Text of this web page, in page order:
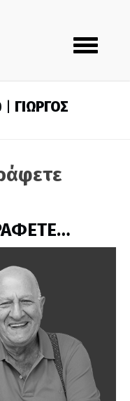
Toggle
navigation
| ΓΙΩΡΓΟΣ